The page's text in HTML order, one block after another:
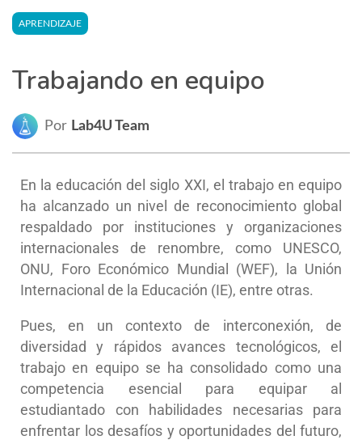
APRENDIZAJE
Trabajando en equipo
Por Lab4U Team
En la educación del siglo XXI, el trabajo en equipo
ha alcanzado un nivel de reconocimiento global
respaldado por instituciones y organizaciones
internacionales de renombre, como UNESCO,
ONU, Foro Económico Mundial (WEF), la Unión
Internacional de la Educación (IE), entre otras.
Pues, en un contexto de interconexión, de
diversidad y rápidos avances tecnológicos, el
trabajo en equipo se ha consolidado como una
competencia esencial para equipar al
estudiantado con habilidades necesarias para
enfrentar los desafíos y oportunidades del futuro,